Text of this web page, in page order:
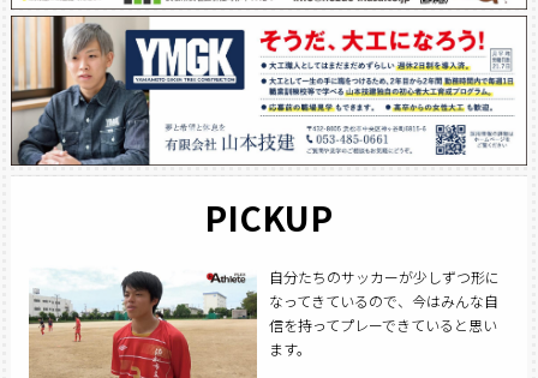
PICKUP
自分たちのサッカーが少しずつ形に
なってきているので、今はみんな自
信を持ってプレーできていると思い
ます。